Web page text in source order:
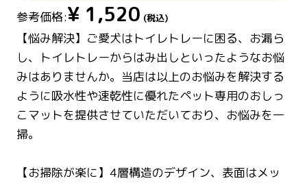
参考価格:¥ 1,520 (税込)
【悩み解決】ご愛犬はトイレトレーに困る、お漏ら
し、トイレトレーからはみ出しといったようなお悩
みはありませんか。当店は以上のお悩みを解決する
ように吸水性や速乾性に優れたペット専用のおしっ
こマットを提供させていただいており、お悩みを一
掃。
【お掃除が楽に】4層構造のデザイン、表面はメッ